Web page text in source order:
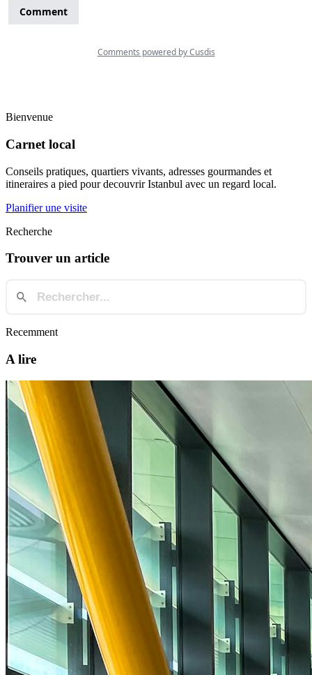
Bienvenue
Carnet local
Conseils pratiques, quartiers vivants, adresses gourmandes et
itineraires a pied pour decouvrir Istanbul avec un regard local.
Planifier une visite
Recherche
Trouver un article
Recemment
A lire